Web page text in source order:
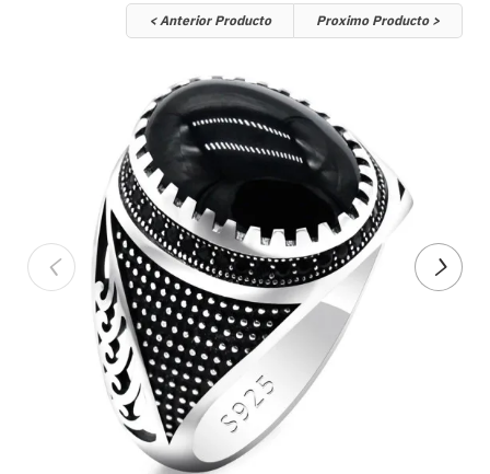
< Anterior Producto Proximo Producto >